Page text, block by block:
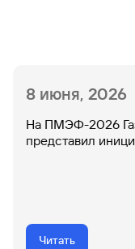
8 июня, 2026
На ПМЭФ-2026
представил
Читать